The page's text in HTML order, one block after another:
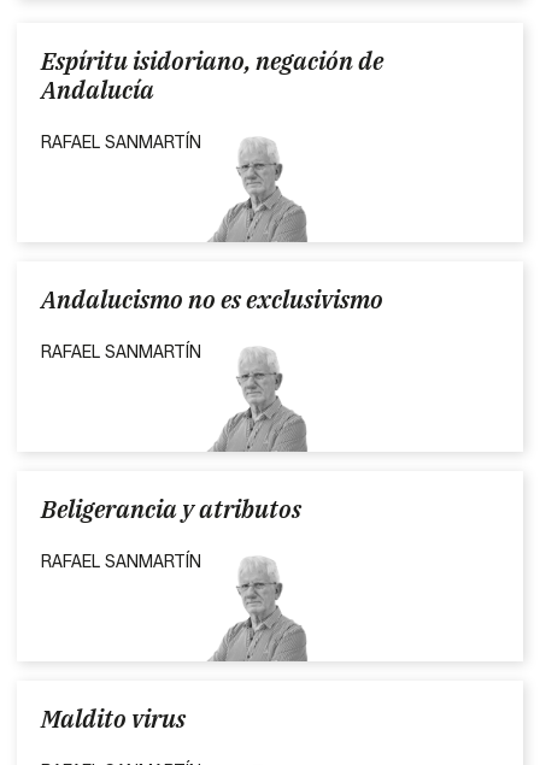
Espíritu isidoriano, negación de
Andalucía
RAFAEL SANMARTÍN
Andalucismo no es exclusivismo
RAFAEL SANMARTÍN
Beligerancia y atributos
RAFAEL SANMARTÍN
Maldito virus